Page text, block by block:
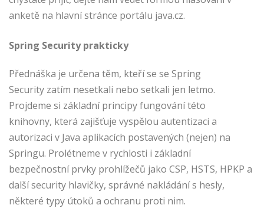
anketě na hlavní stránce portálu java.cz.
Spring Security prakticky
Přednáška je určena těm, kteří se se Spring
Security zatím nesetkali nebo setkali jen letmo.
Projdeme si základní principy fungování této
knihovny, která zajišťuje vyspělou autentizaci a
autorizaci v Java aplikacích postavených (nejen) na
Springu. Prolétneme v rychlosti i základní
bezpečnostní prvky prohlížečů jako CSP, HSTS, HPKP a
další security hlavičky, správné nakládání s hesly,
některé typy útoků a ochranu proti nim.